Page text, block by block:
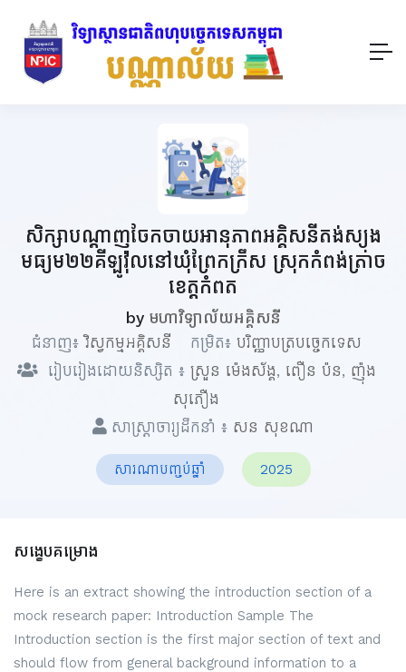
សិក្សាបណ្ដាញចែកចាយអានុភាពអគ្គិសនីតង់ស្យុង
មធ្យម២២គីឡូវ៉ុលនៅឃុំព្រែកក្រឹស ស្រុកកំពង់ត្រាច
ខេត្តកំពត
by មហាវិទ្យាល័យអគ្គិសនី
ជំនាញ៖វិស្វកម្មអគ្គិសនី កម្រិត៖ បរិញ្ញាបត្របច្ចេកទេស
រៀបរៀងដោយនិស្សិត ៖ ស្រួន ម៉េងស័ង្គ, ពឿន ប៉ន, ញ៉ុង
សុភឿង
សាស្ត្រាចារ្យដឹកនាំ ៖ សន សុខណា
សារណាបញ្ចប់ឆ្នាំ 2025
សង្ខេបគម្រោង
Here is an extract showing the introduction section of a
mock research paper: Introduction Sample The
Introduction section is the first major section of text and
should flow from general background information to a